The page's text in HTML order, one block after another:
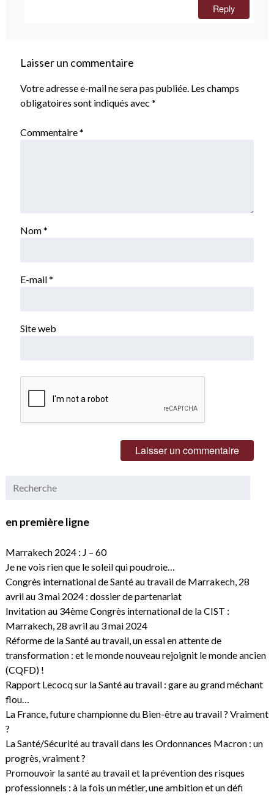
Reply
Laisser un commentaire
Votre adresse e-mail ne sera pas publiée. Les champs
obligatoires sont indiqués avec *
Commentaire*
Nom*
E-mail*
Site web
en première ligne
Marrakech 2024 : J – 60
Je ne vois rien que le soleil qui poudroie…
Congrès international de Santé au travail de Marrakech, 28
avril au 3 mai 2024 : dossier de partenariat
Invitation au 34ème Congrès international de la CIST :
Marrakech, 28 avril au 3 mai 2024
Réforme de la Santé au travail, un essai en attente de
transformation : et le monde nouveau rejoignit le monde ancien
(CQFD) !
Rapport Lecocq sur la Santé au travail : gare au grand méchant
flou…
La France, future championne du Bien-être au travail ? Vraiment
?
La Santé/Sécurité au travail dans les Ordonnances Macron : un
progrès, vraiment ?
Promouvoir la santé au travail et la prévention des risques
professionnels : à la fois un métier, une ambition et un défi